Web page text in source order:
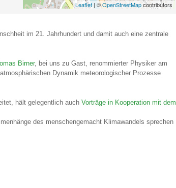
Leaflet | ©OpenStreetMapcontributors
im 21. Jahrhundert und damit auch eine zentrale
Birner, bei uns zu Gast, renommierter Physiker am
Dynamik meteorologischer Prozesse
hält gelegentlich auch Vorträge in Kooperation mit dem
des menschengemacht Klimawandels sprechen